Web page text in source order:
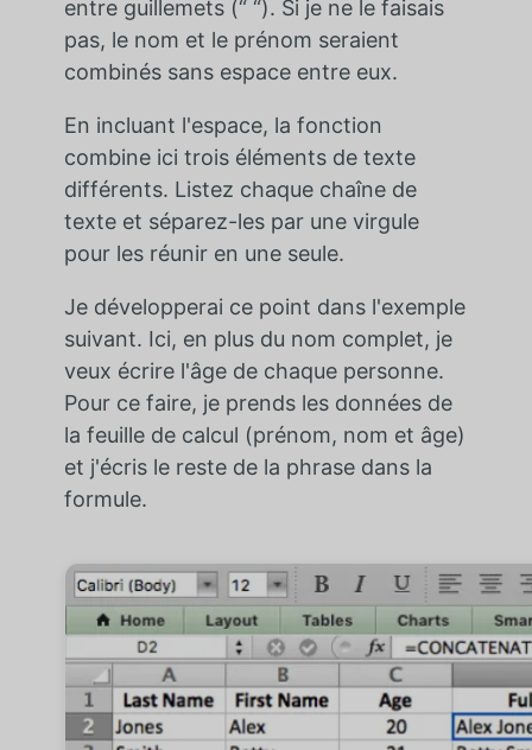
entre guillemets (“ “). Si je ne le faisais
pas, le nom et le prénom seraient
combinés sans espace entre eux.
En incluant l'espace, la fonction
combine ici trois éléments de texte
différents. Listez chaque chaîne de
texte et séparez-les par une virgule
pour les réunir en une seule.
Je développerai ce point dans l'exemple
suivant. Ici, en plus du nom complet, je
veux écrire l'âge de chaque personne.
Pour ce faire, je prends les données de
la feuille de calcul (prénom, nom et âge)
et j'écris le reste de la phrase dans la
formule.